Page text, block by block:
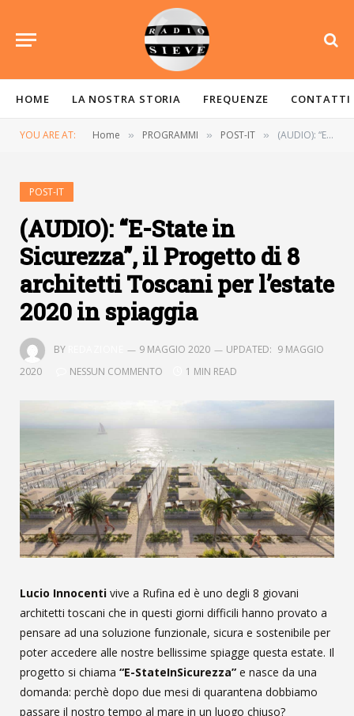
HOME LA NOSTRA STORIA FREQUENZE CONTATTI
YOU ARE AT: Home » PROGRAMMI » POST-IT » (AUDIO): “E-State in Sicurezza”, il Progetto di 8 architetti Toscani per l’estate 2020 in spiaggia
POST-IT
(AUDIO): “E-State in
Sicurezza”, il Progetto di 8
architetti Toscani per l’estate
2020 in spiaggia
BY 9 MAGGIO 2020 UPDATED: 9 MAGGIO
2020
NESSUN COMMENTO 1 MIN READ
Lucio Innocenti vive a Rufina ed è uno degli 8 giovani
architetti toscani che in questi giorni difficili hanno provato a
pensare ad una soluzione funzionale, sicura e sostenibile per
poter accedere alle nostre bellissime spiagge questa estate. Il
progetto si chiama “E-StateInSicurezza” e nasce da una
domanda: perchè dopo due mesi di quarantena dobbiamo
passare il nostro tempo al mare in un luogo chiuso?